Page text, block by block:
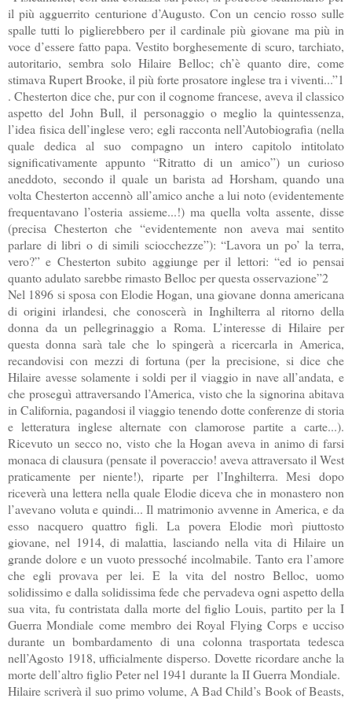
il più agguerrito centurione d’Augusto. Con un cencio rosso sulle
spalle tutti lo piglierebbero per il cardinale più giovane ma più in
voce d’essere fatto papa. Vestito borghesemente di scuro, tarchiato,
autoritario, sembra solo Hilaire Belloc; ch’è quanto dire, come
stimava Rupert Brooke, il più forte prosatore inglese tra i viventi...”1
. Chesterton dice che, pur con il cognome francese, aveva il classico
aspetto del John Bull, il personaggio o meglio la quintessenza,
l’idea fisica dell’inglese vero; egli racconta nell’Autobiografia (nella
quale dedica al suo compagno un intero capitolo intitolato
significativamente appunto “Ritratto di un amico”) un curioso
aneddoto, secondo il quale un barista ad Horsham, quando una
volta Chesterton accennò all’amico anche a lui noto (evidentemente
frequentavano l’osteria assieme...!) ma quella volta assente, disse
(precisa Chesterton che “evidentemente non aveva mai sentito
parlare di libri o di simili sciocchezze”): “Lavora un po’ la terra,
vero?” e Chesterton subito aggiunge per il lettori: “ed io pensai
quanto adulato sarebbe rimasto Belloc per questa osservazione”2
Nel 1896 si sposa con Elodie Hogan, una giovane donna americana
di origini irlandesi, che conoscerà in Inghilterra al ritorno della
donna da un pellegrinaggio a Roma. L’interesse di Hilaire per
questa donna sarà tale che lo spingerà a ricercarla in America,
recandovisi con mezzi di fortuna (per la precisione, si dice che
Hilaire avesse solamente i soldi per il viaggio in nave all’andata, e
che proseguì attraversando l’America, visto che la signorina abitava
in California, pagandosi il viaggio tenendo dotte conferenze di storia
e letteratura inglese alternate con clamorose partite a carte...).
Ricevuto un secco no, visto che la Hogan aveva in animo di farsi
monaca di clausura (pensate il poveraccio! aveva attraversato il West
praticamente per niente!), riparte per l’Inghilterra. Mesi dopo
riceverà una lettera nella quale Elodie diceva che in monastero non
l’avevano voluta e quindi... Il matrimonio avvenne in America, e da
esso nacquero quattro figli. La povera Elodie morì piuttosto
giovane, nel 1914, di malattia, lasciando nella vita di Hilaire un
grande dolore e un vuoto pressoché incolmabile. Tanto era l’amore
che egli provava per lei. E la vita del nostro Belloc, uomo
solidissimo e dalla solidissima fede che pervadeva ogni aspetto della
sua vita, fu contristata dalla morte del figlio Louis, partito per la I
Guerra Mondiale come membro dei Royal Flying Corps e ucciso
durante un bombardamento di una colonna trasportata tedesca
nell’Agosto 1918, ufficialmente disperso. Dovette ricordare anche la
morte dell’altro figlio Peter nel 1941 durante la II Guerra Mondiale.
Hilaire scriverà il suo primo volume, A Bad Child’s Book of Beasts,